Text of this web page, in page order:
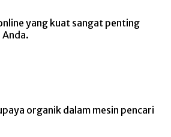
yang kuat sangat penting
organik dalam mesin pencari